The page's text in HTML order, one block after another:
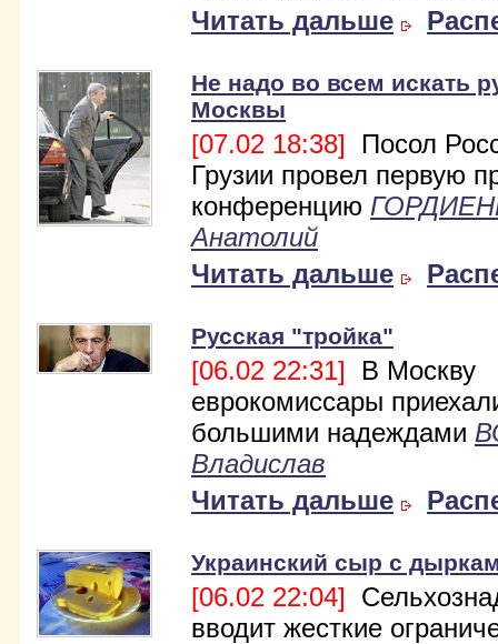
Читать дальше
Не надо во всем искать
Москвы
[07.02 18:38] Посол
Грузии провел первую
конференцию
Анатолий
Читать дальше
Русская "тройка"
[06.02 22:31] В Москву
еврокомиссары
большими надеждами
Владислав
Читать дальше
Украинский сыр с
[06.02 22:04]
вводит жесткие